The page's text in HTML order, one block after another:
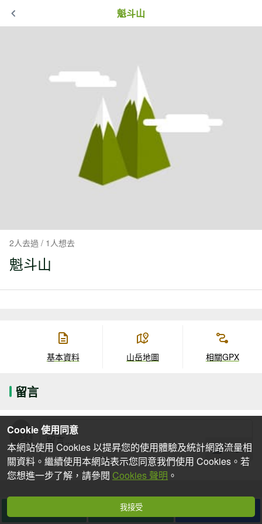
魁斗山
2人去過 / 1人想去
魁斗山
基本資料 山岳地圖 相關GPX
留言
去過
Cookie 使用同意
本網站使用 Cookies 以提昇您的使用體驗及統計網路流量相
關資料。繼續使用本網站表示您同意我們使用 Cookies。若
您想進一步了解，請參閱 Cookies 聲明 。
我接受